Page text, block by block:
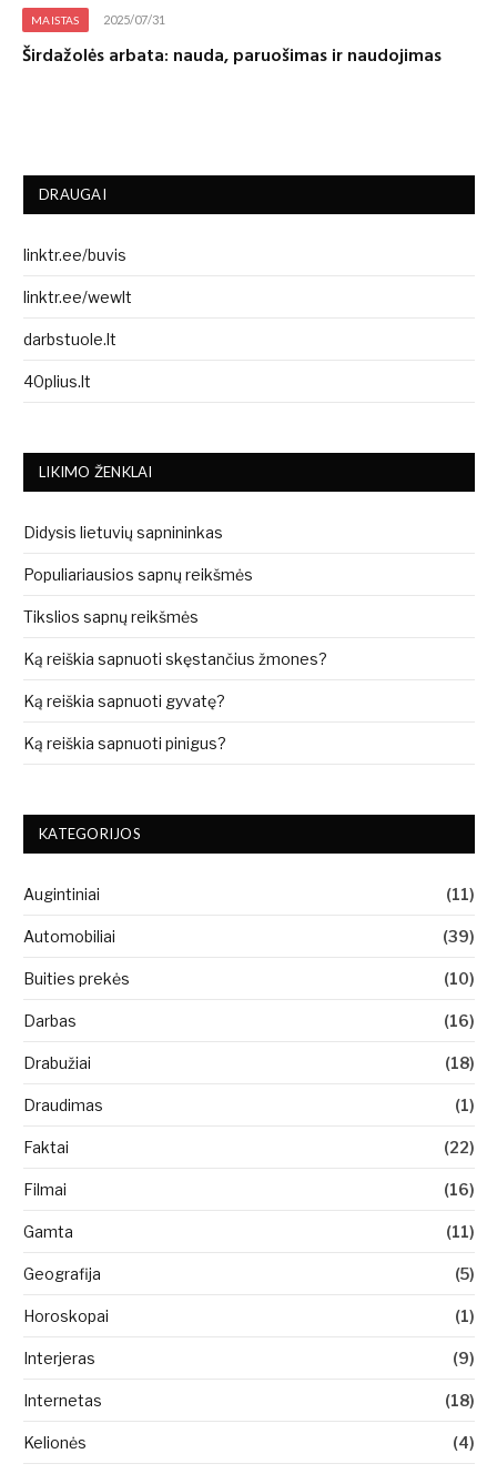
MAISTAS 2025/07/31
Širdažolės arbata: nauda, paruošimas ir naudojimas
DRAUGAI
linktr.ee/buvis
linktr.ee/wewlt
darbstuole.lt
40plius.lt
LIKIMO ŽENKLAI
Didysis lietuvių sapnininkas
Populiariausios sapnų reikšmės
Tikslios sapnų reikšmės
Ką reiškia sapnuoti skęstančius žmones?
Ką reiškia sapnuoti gyvatę?
Ką reiškia sapnuoti pinigus?
KATEGORIJOS
Augintiniai (11)
Automobiliai (39)
Buities prekės (10)
Darbas (16)
Drabužiai (18)
Draudimas (1)
Faktai (22)
Filmai (16)
Gamta (11)
Geografija (5)
Horoskopai (1)
Interjeras (9)
Internetas (18)
Kelionės (4)